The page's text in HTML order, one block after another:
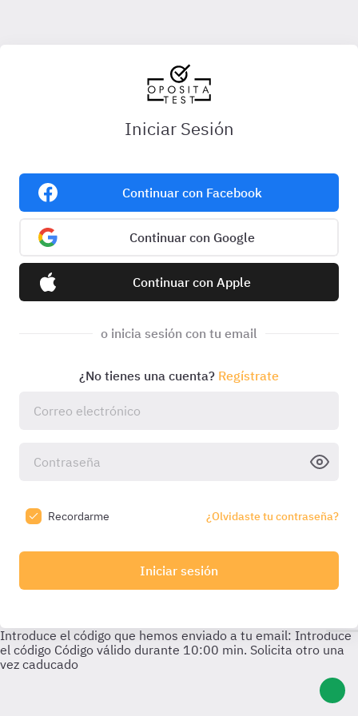
Iniciar Sesión
Continuar con Facebook
Continuar con Google
Continuar con Apple
o inicia sesión con tu email
¿No tienes una cuenta? Regístrate
Recordarme ¿Olvidaste tu contraseña?
Iniciar sesión
Introduce el código que hemos enviado a tu email: Introduce
el código Código válido durante 10:00 min. Solicita otro una
vez caducado